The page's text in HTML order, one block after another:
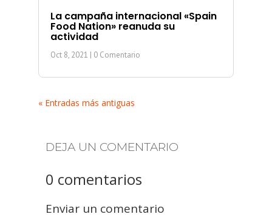
La campaña internacional «Spain
Food Nation» reanuda su
actividad
Oct 8, 2021 | 0 Comentario
« Entradas más antiguas
DEJA UN COMENTARIO
0 comentarios
Enviar un comentario